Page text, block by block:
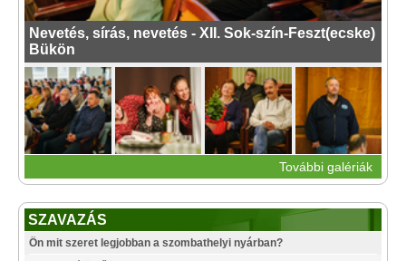
Nevetés, sírás, nevetés - XII. Sok-szín-Feszt(ecske)
Bükön
További galériák
SZAVAZÁS
Ön mit szeret legjobban a szombathelyi nyárban?